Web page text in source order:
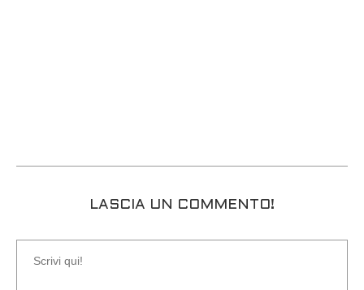
LASCIA UN COMMENTO!